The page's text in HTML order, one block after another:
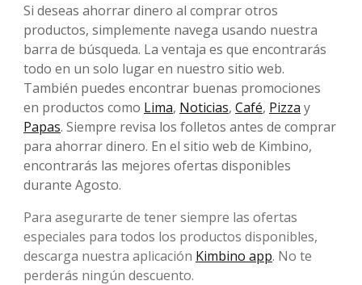
Si deseas ahorrar dinero al comprar otros
productos, simplemente navega usando nuestra
barra de búsqueda. La ventaja es que encontrarás
todo en un solo lugar en nuestro sitio web.
También puedes encontrar buenas promociones
en productos como Lima, Noticias, Café, Pizza y
Papas. Siempre revisa los folletos antes de comprar
para ahorrar dinero. En el sitio web de Kimbino,
encontrarás las mejores ofertas disponibles
durante Agosto.
Para asegurarte de tener siempre las ofertas
especiales para todos los productos disponibles,
descarga nuestra aplicación Kimbino app. No te
perderás ningún descuento.